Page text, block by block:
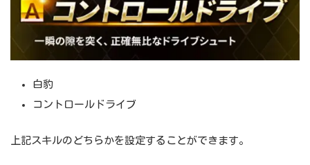
白豹
コントロールドライブ
上記スキルのどちらかを設定することができます。